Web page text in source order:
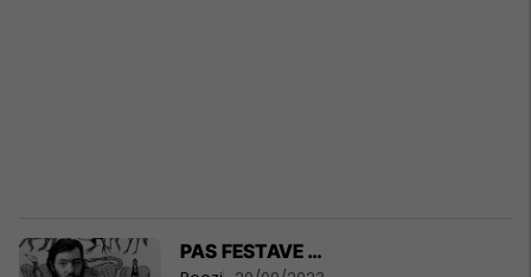
PAS FESTAVE …